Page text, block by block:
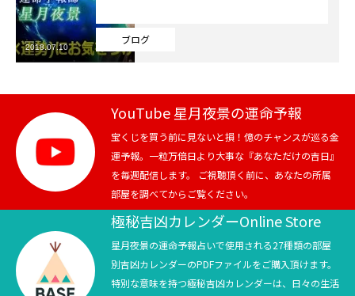
お知らせ
芸能界
テニス
スポーツ
競馬
テニス四大大会・五輪
ブログ
2018.07.10
YouTube 星月夜景の運命予報
宝くじを買う前に見ないと損！億のチャンスが巡る金
運予報。一粒万倍日より大事な『あなただけの吉日』
を毎週配信します。 ご視聴頂く前に、あなたの所属
部屋を調べてからご覧ください。
極秘吉凶カレンダーOnline Store
星月夜景の運命予報占いで使用される27種類の部屋
別吉凶カレンダーのPDFファイルをご購入頂けます。
特別な意味を持つ極秘吉凶カレンダーは、日々の生活